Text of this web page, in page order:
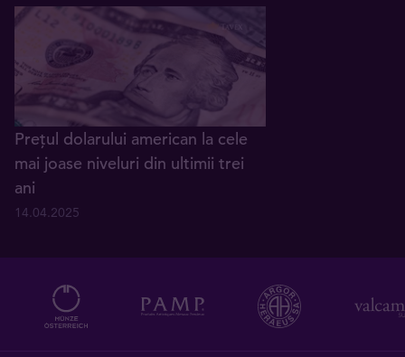
Prețul dolarului american la cele
mai joase niveluri din ultimii trei
ani
14.04.2025